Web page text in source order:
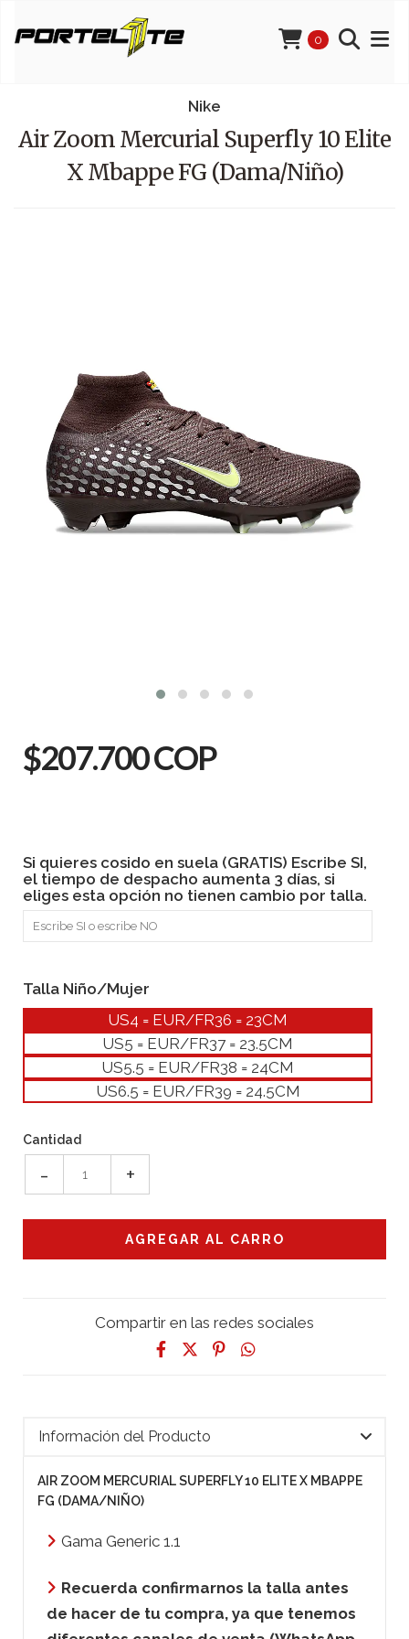
0
Nike
Air Zoom Mercurial Superfly 10 Elite
X Mbappe FG (Dama/Niño)
$207.700 COP
Si quieres cosido en suela (GRATIS) Escribe SI,
el tiempo de despacho aumenta 3 días, si
eliges esta opción no tienen cambio por talla.
Talla Niño/Mujer
US4 = EUR/FR36 = 23CM
US5 = EUR/FR37 = 23.5CM
US5.5 = EUR/FR38 = 24CM
US6.5 = EUR/FR39 = 24.5CM
Cantidad
- +
Compartir en las redes sociales
Información del Producto
AIR ZOOM MERCURIAL SUPERFLY 10 ELITE X MBAPPE
FG (DAMA/NIÑO)
Gama Generic 1.1
Recuerda confirmarnos la talla antes
de hacer de tu compra, ya que tenemos